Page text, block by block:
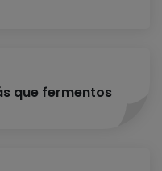
que fermentos